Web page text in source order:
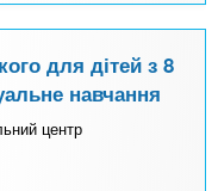
для дітей з 8
навчання
центр